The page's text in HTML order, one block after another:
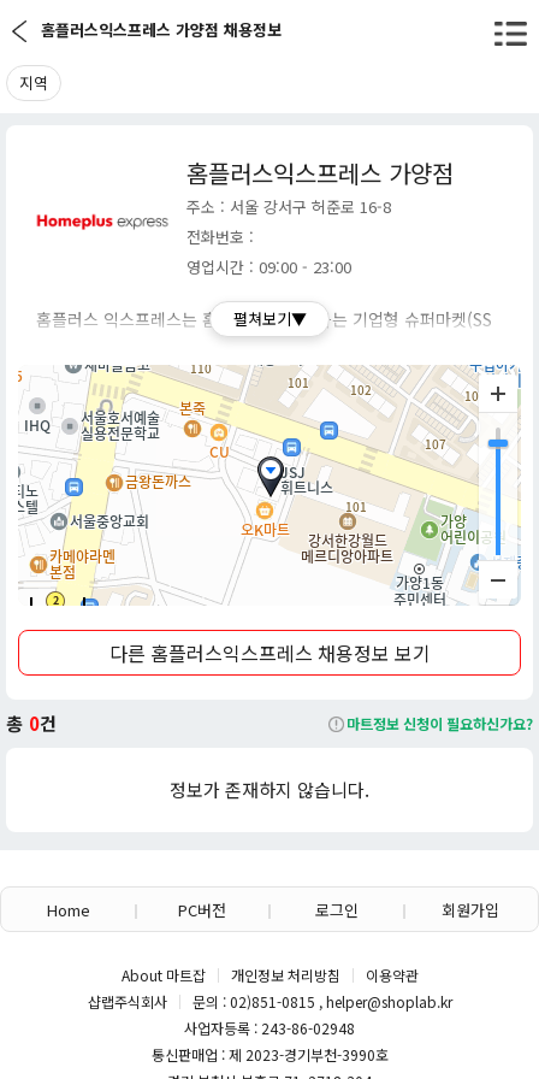
홈플러스익스프레스 가양점 채용정보
지역
홈플러스익스프레스 가양점
주소 : 서울 강서구 허준로 16-8
전화번호 :
영업시간 : 09:00 - 23:00
홈플러스 익스프레스는 홈플러스가 운영하는 기업형 슈퍼마켓(SS
M)으로, 편의점보다 크고 대형마트보다 작은 규모로 도심 곳곳에
위치하며 신선식품과 생활용품을 중심으로 판매하는 유통 채널입니
다.
특히, 가까운 지역에 배송하는 온라인몰과 연계되어 접근성과 편리
성을 강조하고 있으며, 최근에는 신선·간편식 전문 매장으로 전환하
며 변화하는 소비자 트렌드를 반영하고 있습니다.
주요 특징
규모 및 상품: 대형마트의 축소판으로, 신선식품(고기, 생선 등)과
그로서리, 생활용품 등을 갖추고 있어 편리하게 장보기 가능.
서비스: 홈플러스 온라인몰과 연동하여 가까운 곳으로 배송해주는
전략: '신선·간편식 전문 매장'으로 리뉴얼하여 전문성을 높이고 있
생활 편의를 높이는 역할.
펼쳐보기▼
다른 홈플러스익스프레스 채용정보 보기
총 0건 마트정보 신청이 필요하신가요?
정보가 존재하지 않습니다.
Home PC버전 로그인 회원가입
About 마트잡 개인정보 처리방침
이용약관
샵랩주식회사
문의 : 02)851-0815 , helper@shoplab.kr
사업자등록 : 243-86-02948
통신판매업 : 제 2023-경기부천-3990호